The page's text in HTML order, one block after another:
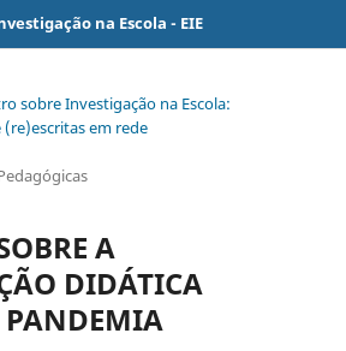
na Escola - EIE
sobre Investigação na Escola:
(re)escritas em rede
A
DIDÁTICA
PANDEMIA